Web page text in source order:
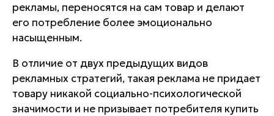
рекламы, переносятся на сам товар и делают
его потребление более эмоционально
насыщенным.
В отличие от двух предыдущих видов
рекламных стратегий, такая реклама не придает
товару никакой социально-психологической
значимости и не призывает потребителя купить